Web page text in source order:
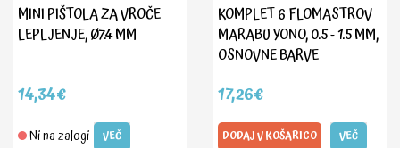
MINI PIŠTOLA ZA VROČE
LEPLJENJE, Ø7.4 MM
14,34€
Ni na zalogi VEČ
KOMPLET 6 FLOMASTROV
MARABU YONO, 0.5 - 1.5 MM,
OSNOVNE BARVE
17,26€
DODAJ V KOŠARICO VEČ